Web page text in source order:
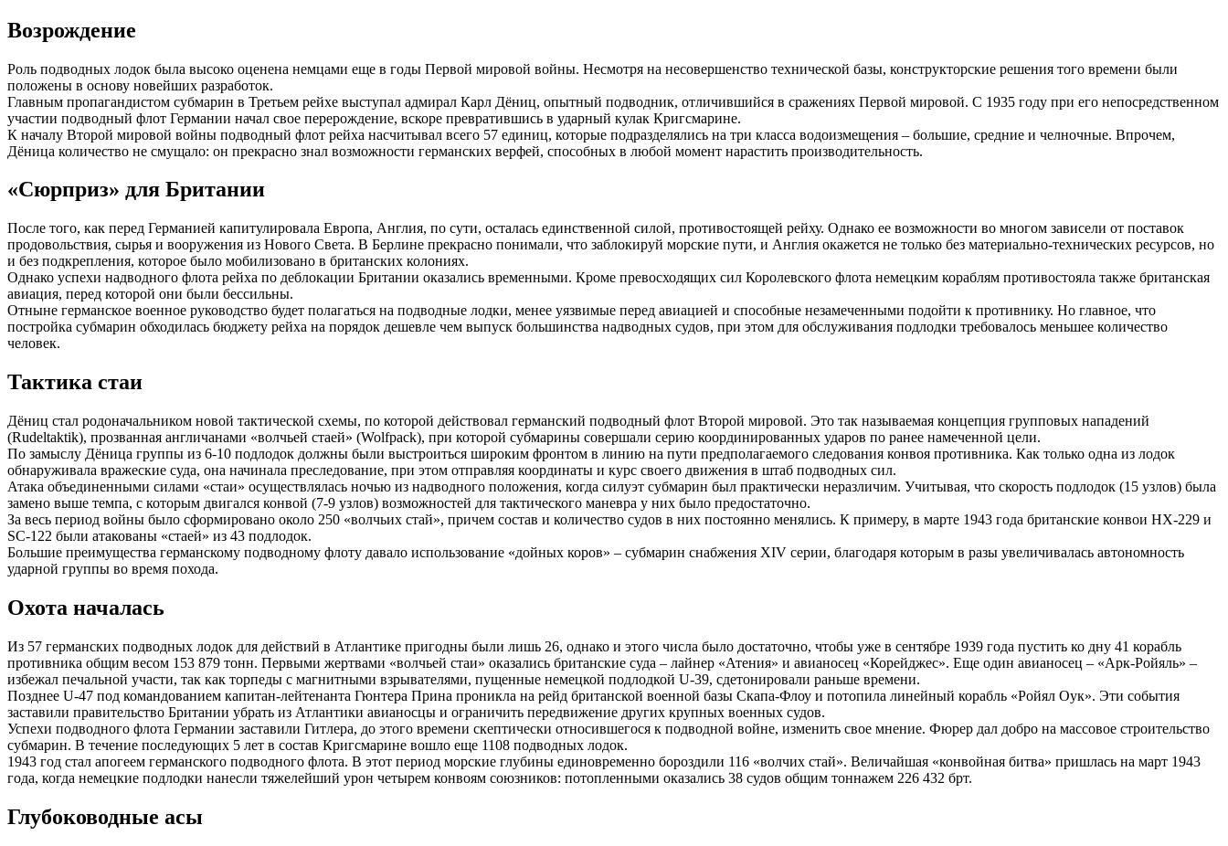
Возрождение
Роль подводных лодок была высоко оценена немцами еще в годы Первой мировой войны. Несмотря на несовершенство технической базы, конструкторские решения того времени были
положены в основу новейших разработок.
Главным пропагандистом субмарин в Третьем рейхе выступал адмирал Карл Дёниц, опытный подводник, отличившийся в сражениях Первой мировой. С 1935 году при его непосредственном
участии подводный флот Германии начал свое перерождение, вскоре превратившись в ударный кулак Кригсмарине.
К началу Второй мировой войны подводный флот рейха насчитывал всего 57 единиц, которые подразделялись на три класса водоизмещения – большие, средние и челночные. Впрочем,
Дёница количество не смущало: он прекрасно знал возможности германских верфей, способных в любой момент нарастить производительность.
«Сюрприз» для Британии
После того, как перед Германией капитулировала Европа, Англия, по сути, осталась единственной силой, противостоящей рейху. Однако ее возможности во многом зависели от поставок
продовольствия, сырья и вооружения из Нового Света. В Берлине прекрасно понимали, что заблокируй морские пути, и Англия окажется не только без материально-технических ресурсов, но
и без подкрепления, которое было мобилизовано в британских колониях.
Однако успехи надводного флота рейха по деблокации Британии оказались временными. Кроме превосходящих сил Королевского флота немецким кораблям противостояла также британская
авиация, перед которой они были бессильны.
Отныне германское военное руководство будет полагаться на подводные лодки, менее уязвимые перед авиацией и способные незамеченными подойти к противнику. Но главное, что
постройка субмарин обходилась бюджету рейха на порядок дешевле чем выпуск большинства надводных судов, при этом для обслуживания подлодки требовалось меньшее количество
человек.
Тактика стаи
Дёниц стал родоначальником новой тактической схемы, по которой действовал германский подводный флот Второй мировой. Это так называемая концепция групповых нападений
(Rudeltaktik), прозванная англичанами «волчьей стаей» (Wolfpack), при которой субмарины совершали серию координированных ударов по ранее намеченной цели.
По замыслу Дёница группы из 6-10 подлодок должны были выстроиться широким фронтом в линию на пути предполагаемого следования конвоя противника. Как только одна из лодок
обнаруживала вражеские суда, она начинала преследование, при этом отправляя координаты и курс своего движения в штаб подводных сил.
Атака объединенными силами «стаи» осуществлялась ночью из надводного положения, когда силуэт субмарин был практически неразличим. Учитывая, что скорость подлодок (15 узлов) была
замено выше темпа, с которым двигался конвой (7-9 узлов) возможностей для тактического маневра у них было предостаточно.
За весь период войны было сформировано около 250 «волчьих стай», причем состав и количество судов в них постоянно менялись. К примеру, в марте 1943 года британские конвои HX-229 и
SC-122 были атакованы «стаей» из 43 подлодок.
Большие преимущества германскому подводному флоту давало использование «дойных коров» – субмарин снабжения XIV серии, благодаря которым в разы увеличивалась автономность
ударной группы во время похода.
Охота началась
Из 57 германских подводных лодок для действий в Атлантике пригодны были лишь 26, однако и этого числа было достаточно, чтобы уже в сентябре 1939 года пустить ко дну 41 корабль
противника общим весом 153 879 тонн. Первыми жертвами «волчьей стаи» оказались британские суда – лайнер «Атения» и авианосец «Корейджес». Еще один авианосец – «Арк-Ройяль» –
избежал печальной участи, так как торпеды с магнитными взрывателями, пущенные немецкой подлодкой U-39, сдетонировали раньше времени.
Позднее U-47 под командованием капитан-лейтенанта Гюнтера Прина проникла на рейд британской военной базы Скапа-Флоу и потопила линейный корабль «Ройял Оук». Эти события
заставили правительство Британии убрать из Атлантики авианосцы и ограничить передвижение других крупных военных судов.
Успехи подводного флота Германии заставили Гитлера, до этого времени скептически относившегося к подводной войне, изменить свое мнение. Фюрер дал добро на массовое строительство
субмарин. В течение последующих 5 лет в состав Кригсмарине вошло еще 1108 подводных лодок.
1943 год стал апогеем германского подводного флота. В этот период морские глубины единовременно бороздили 116 «волчих стай». Величайшая «конвойная битва» пришлась на март 1943
года, когда немецкие подлодки нанесли тяжелейший урон четырем конвоям союзников: потопленными оказались 38 судов общим тоннажем 226 432 брт.
Глубоководные асы